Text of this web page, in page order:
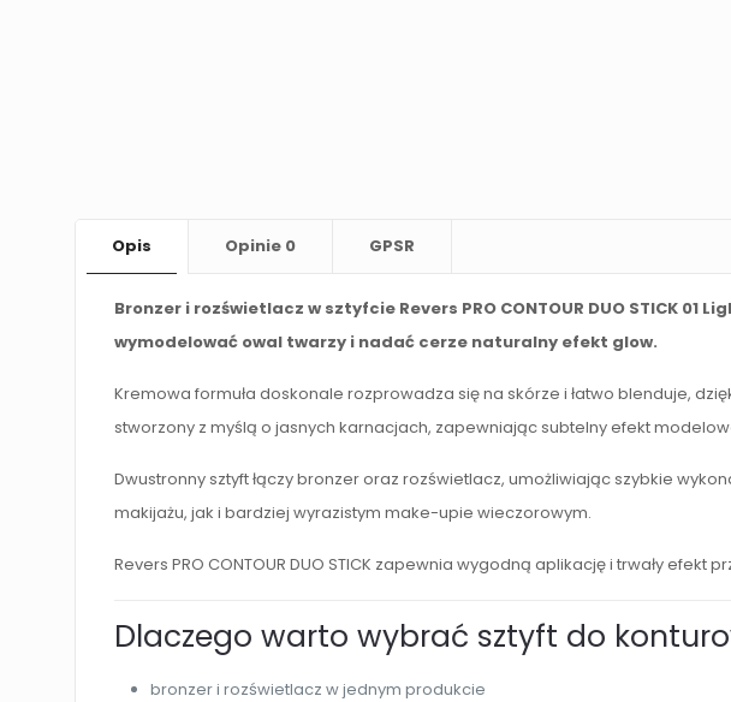
Opis Opinie 0 GPSR
Bronzer i rozświetlacz w sztyfcie Revers PRO CONTOUR DUO STICK
wymodelować owal twarzy i nadać cerze naturalny efekt glow.
Kremowa formuła doskonale rozprowadza się na skórze i łatwo blenduje,
stworzony z myślą o jasnych karnacjach, zapewniając subtelny efekt
Dwustronny sztyft łączy bronzer oraz rozświetlacz, umożliwiając szybkie
makijażu, jak i bardziej wyrazistym make-upie wieczorowym.
Revers PRO CONTOUR DUO STICK zapewnia wygodną aplikację i trwały efekt
Dlaczego warto wybrać sztyft do
bronzer i rozświetlacz w jednym produkcie